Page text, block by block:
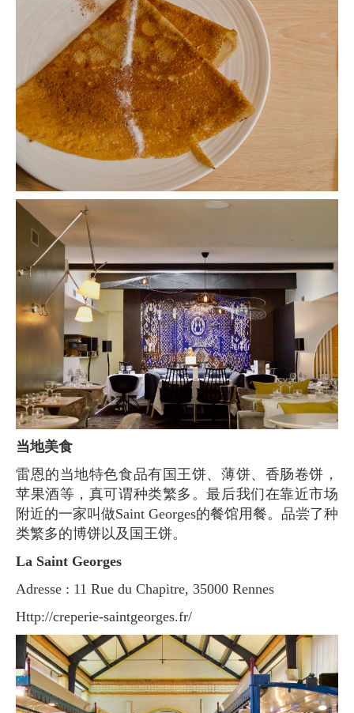
当地美食
雷恩的当地特色食品有国王饼、薄饼、香肠卷饼，
苹果酒等，真可谓种类繁多。最后我们在靠近市场
附近的一家叫做Saint Georges的餐馆用餐。品尝了种
类繁多的博饼以及国王饼。
La Saint Georges
Adresse : 11 Rue du Chapitre, 35000 Rennes
http://creperie-saintgeorges.fr/